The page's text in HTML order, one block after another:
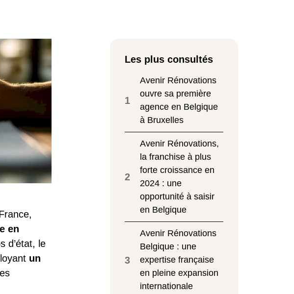
en
d’état, le
un
Les plus consultés
1
Avenir Rénovations
ouvre sa première
agence en Belgique
à Bruxelles
2
Avenir Rénovations,
la franchise à plus
forte croissance en
2024 : une
opportunité à saisir
en Belgique
3
Avenir Rénovations
Belgique : une
expertise française
en pleine expansion
internationale